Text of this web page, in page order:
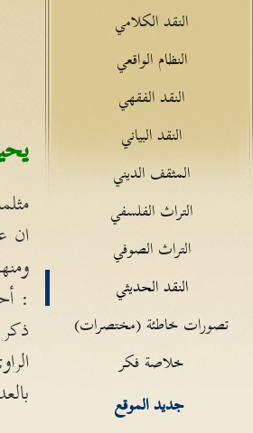
ان
:
النقد الكلامي
النظام الواقعي
النقد الفقهي
النقد البياني
المثقف الديني
التراث الفلسفي
التراث الصوفي
النقد الحديثي
تصورات خاطئة (مختصرات)
خلاصة فكر
جديد الموقع